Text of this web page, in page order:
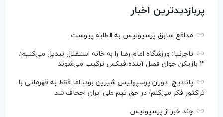
پربازدیدترین اخبار
مدافع سابق پرسپولیس به الطلبه پیوست
تاجرنیا: ورزشگاه امام رضا را به خانه استقلال تبدیل می‌کنیم/
۳ بازیکن جوان فصل آینده فیکس ترکیب می‌شوند
پانادیچ: دوران پرسپولیس شیرین بود، اما فقط به قهرمانی با
تراکتور فکر می‌کنم/ در حق تیم ملی ایران اجحاف شد
چند خبر از پرسپولیس